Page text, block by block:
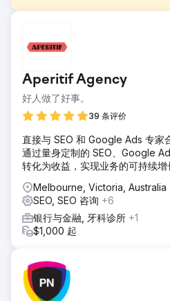
这是一个全新的域名，已经上线
论。我们的客户就是利用这个域
解决方案
只需结合服务页面独具匠心的手写
的博客文章，以及直接联系那些在
成功的基本要素。
结果
长尾关键词的搜索结果第五页，提
派对场地”搜索结果的第一页。但
断加大他们的内容营销力度，力求
领域的领军者。
Aperitif Agency
好人做了好事。
39 条评价
直接与 SEO 和 Google Ads 专家
通过量身定制的 SEO、Google
转化为收益，实现业务的可持续增
Melbourne, Victoria, Australia
SEO, SEO 咨询 +6
银行与金融, 牙科诊所 +1
$1,000 起